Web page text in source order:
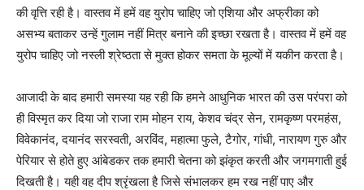
की वृत्ति रही है। वास्तव में हमें वह युरोप चाहिए जो एशिया और अफ्रीका को
असभ्य बताकर उन्हें गुलाम नहीं मित्र बनाने की इच्छा रखता है। वास्तव में हमें वह
युरोप चाहिए जो नस्ली श्रेष्ठता से मुक्त होकर समता के मूल्यों में यकीन करता है।
आजादी के बाद हमारी समस्या यह रही कि हमने आधुनिक भारत की उस परंपरा को
ही विस्मृत कर दिया जो राजा राम मोहन राय, केशव चंद्र सेन, रामकृष्ण परमहंस,
विवेकानंद, दयानंद सरस्वती, अरविंद, महात्मा फुले, टैगोर, गांधी, नारायण गुरु और
पेरियार से होते हुए आंबेडकर तक हमारी चेतना को झंकृत करती और जगमगाती हुई
दिखती है। यही वह दीप श्रृंखला है जिसे संभालकर हम रख नहीं पाए और